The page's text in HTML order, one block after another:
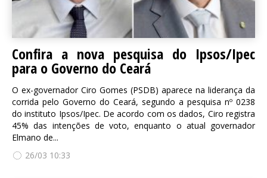
Confira a nova pesquisa do Ipsos/Ipec
para o Governo do Ceará
O ex-governador Ciro Gomes (PSDB) aparece na liderança da
corrida pelo Governo do Ceará, segundo a pesquisa nº 0238
do instituto Ipsos/Ipec. De acordo com os dados, Ciro registra
45% das intenções de voto, enquanto o atual governador
Elmano de...
26/03 10:33